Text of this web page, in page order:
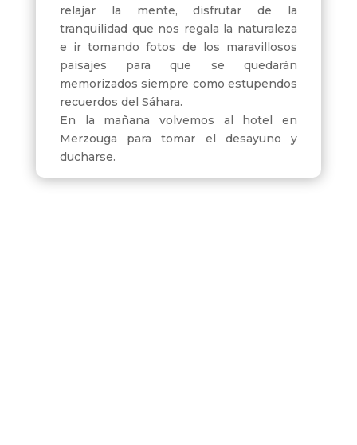
relajar la mente, disfrutar de la
tranquilidad que nos regala la naturaleza
e ir tomando fotos de los maravillosos
paisajes para que se quedarán
memorizados siempre como estupendos
recuerdos del Sáhara.
En la mañana volvemos al hotel en
Merzouga para tomar el desayuno y
ducharse.